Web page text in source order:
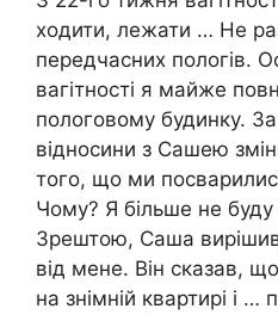
ходити, лежати … Не
передчасних пологів.
вагітності я майже
пологовому будинку.
відносини з Сашею
того, що ми
Чому? Я більше не буду
Зрештою, Саша
від мене. Він сказав,
на знімній квартирі і